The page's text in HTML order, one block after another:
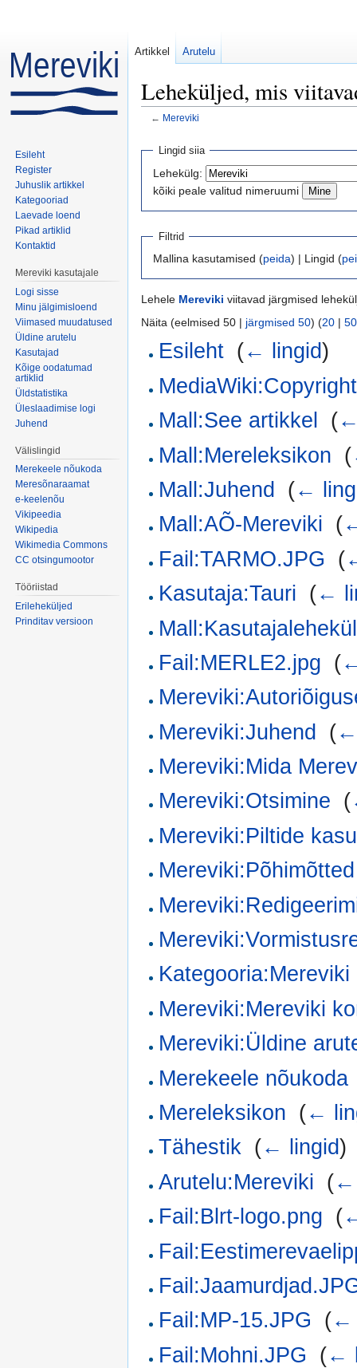
Leheküljed, mis
← Mereviki
Lingid siia
Lehekülg:
kõiki peale valitud nimeruumi
Filtrid
Mallina kasutamised (peida) | Lingid (
Lehele Mereviki viitavad järgmised
Näita (eelmised 50 | järgmised 50) (20 | 50
Esileht (← lingid)
Mall:See artikkel
(
Mall:Mereleksikon (
Mall:Juhend
(←
Mall:AÕ-Mereviki (
Fail:TARMO.JPG
(
Kasutaja:Tauri (←
Fail:MERLE2.jpg (
Mereviki:Juhend
(
Mereviki:Mida
Mereviki:Otsimine (
Mereviki:Piltide
Mereviki:Põhimõtted
Kategooria:Mereviki
Mereviki:Mereviki
Mereviki:Üldine
Merekeele nõukoda
Mereleksikon (←
Tähestik (← lingid)
Arutelu:Mereviki (←
Fail:Blrt-logo.png (
Fail:MP-15.JPG
(←
Fail:Mohni.JPG
(←
Artikkel Arutelu
Esileht
Register
Juhuslik artikkel
Kategooriad
Laevade loend
Pikad artiklid
Kontaktid
Mereviki kasutajale
Logi sisse
Minu jälgimisloend
Viimased muudatused
Üldine arutelu
Kasutajad
Kõige oodatumad
artiklid
Üldstatistika
Üleslaadimise logi
Juhend
Välislingid
Merekeele nõukoda
Meresõnaraamat
e-keelenõu
Vikipeedia
Wikipedia
Wikimedia Commons
CC otsingumootor
Tööriistad
Erileheküljed
Prinditav versioon